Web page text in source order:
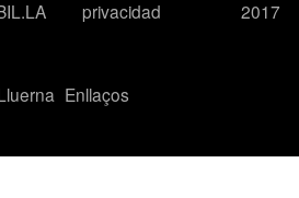
privacidad
2017
Enllaços